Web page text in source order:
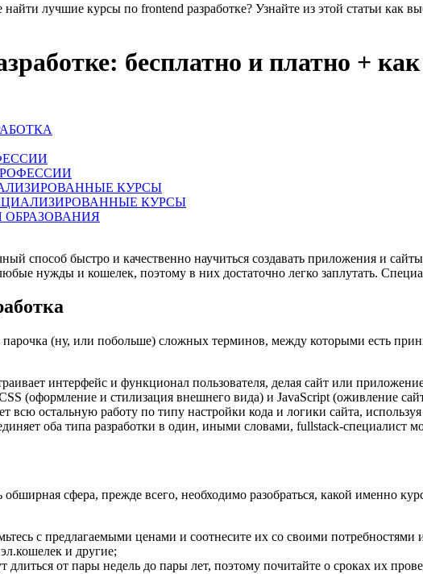
найти лучшие курсы по frontend разработке? Узнайте из этой статьи как
бесплатно и платно +
КУРСЫ
КУРСЫ
способ быстро и качественно научиться создавать приложения и
нужды и кошелек, поэтому в них достаточно легко заплутать.
(ну, или побольше) сложных терминов, между которыми есть
интерфейс и функционал пользователя, делая сайт или
(оформление и стилизация внешнего вида) и JavaScript (оживление
всю остальную работу по типу настройки кода и логики сайта,
оба типа разработки в один, иными словами, fullstack-специалист
обширная сфера, прежде всего, необходимо разобраться, какой именно
с предлагаемыми ценами и соотнесите их со своими
и другие;
длиться от пары недель до пары лет, поэтому почитайте о сроках их